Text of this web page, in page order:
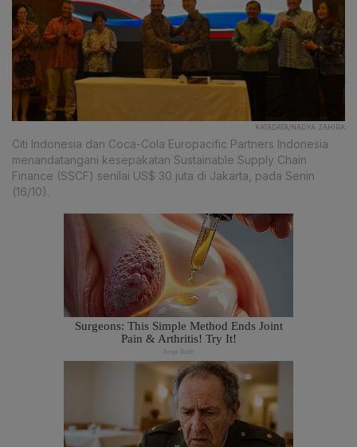
KATADATA/NADYA ZAHIRA
Citi Indonesia dan Coca-Cola Europacific Partners Indonesia
menandatangani kesepakatan Sustainable Supply Chain
Finance (SSCF) senilai US$ 30 juta di Jakarta, pada Senin
(16/10).